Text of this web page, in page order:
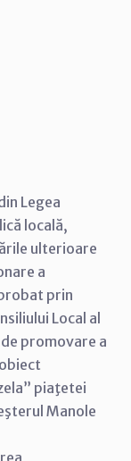
Legea
locală,
ulterioare
a
prin
Local al
promovare a
piaţetei
Manole